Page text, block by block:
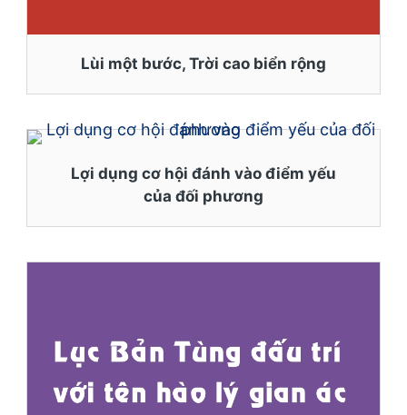
Lùi một bước, Trời cao biển rộng
Lợi dụng cơ hội đánh vào điểm yếu
của đối phương